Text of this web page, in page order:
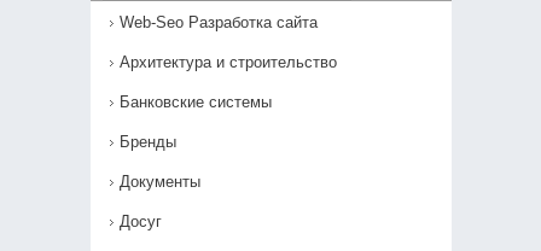
Web-Seo Разработка сайта
Архитектура и строительство
Банковские системы
Бренды
Документы
Досуг